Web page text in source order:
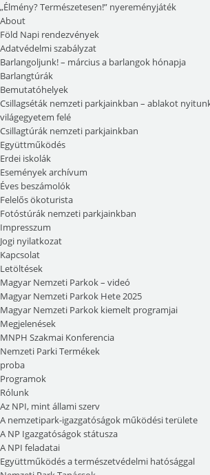
„Élmény? Természetesen!” nyereményjáték
About
Föld Napi rendezvények
Adatvédelmi szabályzat
Barlangoljunk! – március a barlangok hónapja
Barlangtúrák
Bemutatóhelyek
Csillagséták nemzeti parkjainkban – ablakot
világegyetem felé
Csillagtúrák nemzeti parkjainkban
Együttműködés
Erdei iskolák
Események archívum
Éves beszámolók
Felelős ökoturista
Fotóstúrák nemzeti parkjainkban
Impresszum
Jogi nyilatkozat
Kapcsolat
Letöltések
Magyar Nemzeti Parkok – videó
Magyar Nemzeti Parkok Hete 2025
Magyar Nemzeti Parkok kiemelt programjai
Megjelenések
MNPH Szakmai Konferencia
Nemzeti Parki Termékek
proba
Programok
Rólunk
Az NPI, mint állami szerv
A nemzetipark-igazgatóságok működési területe
A NP Igazgatóságok státusza
A NPI feladatai
Együttműködés a természetvédelmi hatósággal